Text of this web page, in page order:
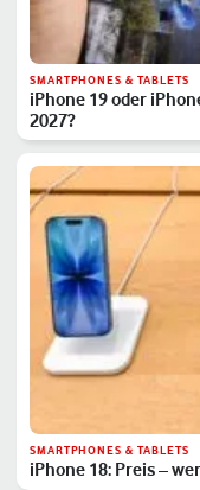
SMARTPHONES & TABLETS
iPhone 19 oder
2027?
SMARTPHONES & TABLETS
iPhone 18: Preis –